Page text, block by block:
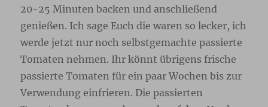
20-25 Minuten backen und anschließend
genießen. Ich sage Euch die waren so lecker, ich
werde jetzt nur noch selbstgemachte passierte
Tomaten nehmen. Ihr könnt übrigens frische
passierte Tomaten für ein paar Wochen bis zur
Verwendung einfrieren. Die passierten